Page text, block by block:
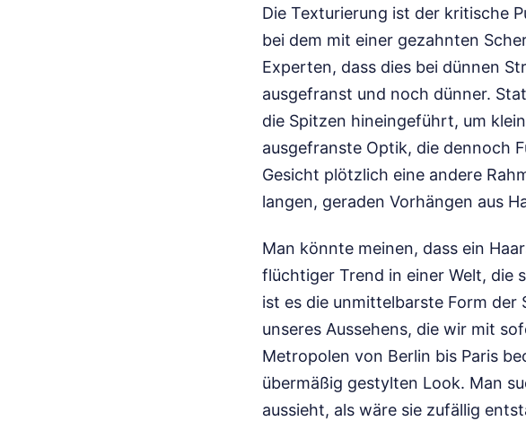
Die Texturierung ist der kritische
bei dem mit einer gezahnten
Experten, dass dies bei dünnen
ausgefranst und noch dünner.
die Spitzen hineingeführt, um
ausgefranste Optik, die dennoch
Gesicht plötzlich eine andere
langen, geraden Vorhängen aus
Man könnte meinen, dass ein
flüchtiger Trend in einer Welt, die
ist es die unmittelbarste Form der
unseres Aussehens, die wir mit
Metropolen von Berlin bis Paris
übermäßig gestylten Look. Man
aussieht, als wäre sie zufällig